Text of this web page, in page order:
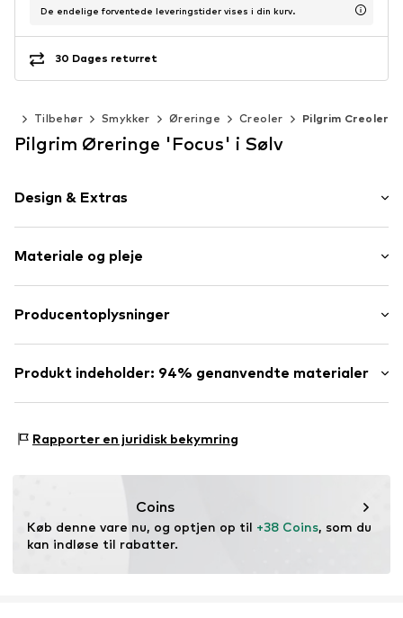
De endelige forventede leveringstider vises i din kurv.
30 Dages returret
Tilbehør Smykker Øreringe Creoler Pilgrim Creoler
Pilgrim Øreringe 'Focus' i Sølv
Design & Extras
Med krystalperler/glasperler
2-delt
Varenummer PIL2586001000001
Materiale og pleje
Sammensætning: Messing (genanvendt), Krystal
Producentoplysninger
Søtoften 8
DK
Produkt indeholder: 94% genanvendte materialer
efter forbrug). Brug af genbrugsmaterialer kan reducere
Rapporter en juridisk bekymring
Coins
Køb denne vare nu, og optjen op til +38 Coins, som du
kan indløse til rabatter.